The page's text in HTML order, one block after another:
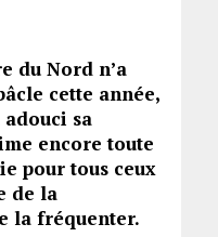
du Nord n’a
cette année,
sa
encore toute
pour tous ceux
de la
la fréquenter.